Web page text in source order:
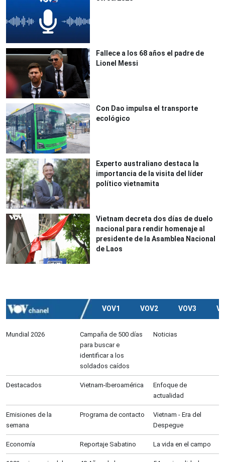
Fallece a los 68 años el padre de
Lionel Messi
Con Dao impulsa el transporte
ecológico
Experto australiano destaca la
importancia de la visita del líder
político vietnamita
Vietnam decreta dos días de duelo
nacional para rendir homenaje al
presidente de la Asamblea Nacional
de Laos
VOV1 VOV2 VOV3
Mundial 2026
Campaña de 500 días
para buscar e
identificar a los
soldados caídos
Noticias
Destacados Vietnam-Iberoamérica
Enfoque de
actualidad
Emisiones de la
semana
Programa de contacto
Vietnam - Era del
Despegue
Economía Reportaje Sabatino La vida en el campo